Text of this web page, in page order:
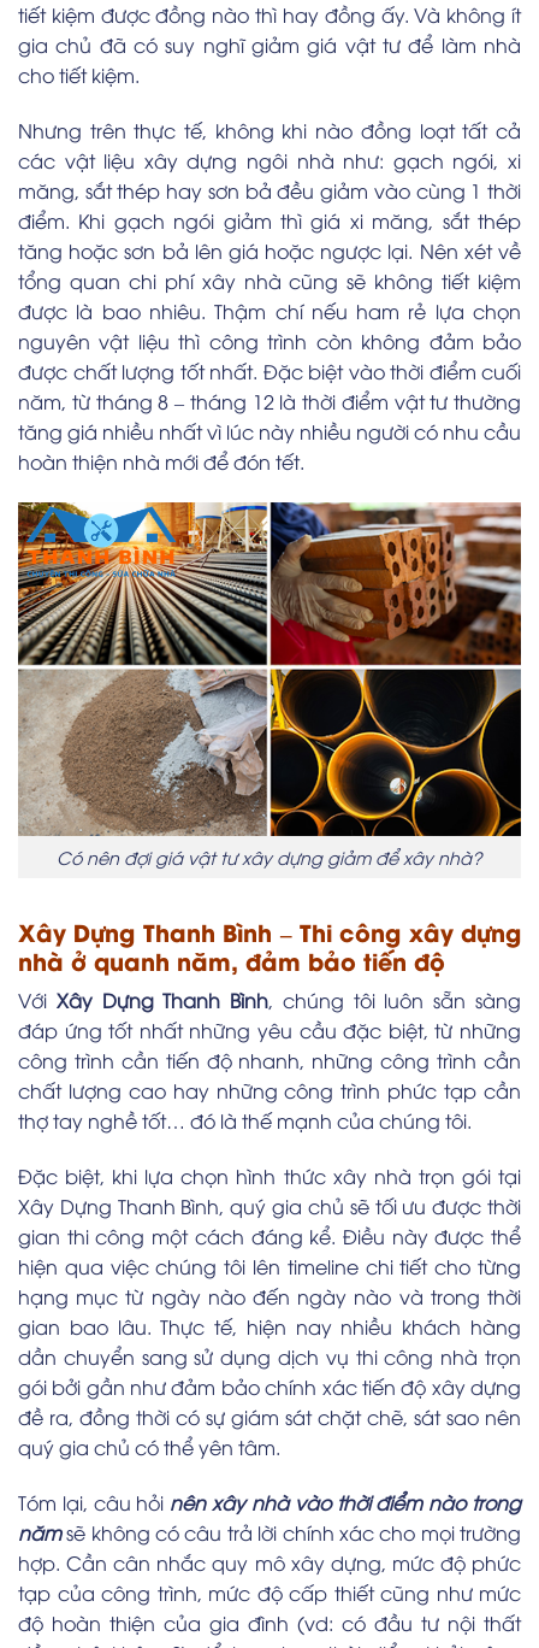
tiết kiệm được đồng nào thì hay đồng ấy. Và không ít
gia chủ đã có suy nghĩ giảm giá vật tư để làm nhà
cho tiết kiệm.
Nhưng trên thực tế, không khi nào đồng loạt tất cả
các vật liệu xây dựng ngôi nhà như: gạch ngói, xi
măng, sắt thép hay sơn bả đều giảm vào cùng 1 thời
điểm. Khi gạch ngói giảm thì giá xi măng, sắt thép
tăng hoặc sơn bả lên giá hoặc ngược lại. Nên xét về
tổng quan chi phí xây nhà cũng sẽ không tiết kiệm
được là bao nhiêu. Thậm chí nếu ham rẻ lựa chọn
nguyên vật liệu thì công trình còn không đảm bảo
được chất lượng tốt nhất. Đặc biệt vào thời điểm cuối
năm, từ tháng 8 – tháng 12 là thời điểm vật tư thường
tăng giá nhiều nhất vì lúc này nhiều người có nhu cầu
hoàn thiện nhà mới để đón tết.
Có nên đợi giá vật tư xây dựng giảm để xây nhà?
Xây Dựng Thanh Bình – Thi công xây dựng
nhà ở quanh năm, đảm bảo tiến độ
Với Xây Dựng Thanh Bình, chúng tôi luôn sẵn sàng
đáp ứng tốt nhất những yêu cầu đặc biệt, từ những
công trình cần tiến độ nhanh, những công trình cần
chất lượng cao hay những công trình phức tạp cần
thợ tay nghề tốt… đó là thế mạnh của chúng tôi.
Đặc biệt, khi lựa chọn hình thức xây nhà trọn gói tại
Xây Dựng Thanh Bình, quý gia chủ sẽ tối ưu được thời
gian thi công một cách đáng kể. Điều này được thể
hiện qua việc chúng tôi lên timeline chi tiết cho từng
hạng mục từ ngày nào đến ngày nào và trong thời
gian bao lâu. Thực tế, hiện nay nhiều khách hàng
dần chuyển sang sử dụng dịch vụ thi công nhà trọn
gói bởi gần như đảm bảo chính xác tiến độ xây dựng
đề ra, đồng thời có sự giám sát chặt chẽ, sát sao nên
quý gia chủ có thể yên tâm.
Tóm lại, câu hỏi nên xây nhà vào thời điểm nào trong
nămsẽ không có câu trả lời chính xác cho mọi trường
hợp. Cần cân nhắc quy mô xây dựng, mức độ phức
tạp của công trình, mức độ cấp thiết cũng như mức
độ hoàn thiện của gia đình (vd: có đầu tư nội thất